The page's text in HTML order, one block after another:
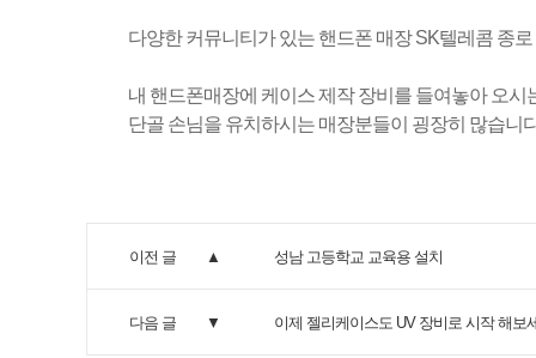
다양한 커뮤니티가 있는 핸드폰 매장 SK텔레콤 종
내 핸드폰매장에 케이스 제작 장비를 들여놓아 오
단골 손님을 유치하시는 매장분들이 굉장히 많습니
이전 글 성남 고등학교 교육용 설치
다음 글 이제 젤리케이스도 UV 장비로 시작 해보